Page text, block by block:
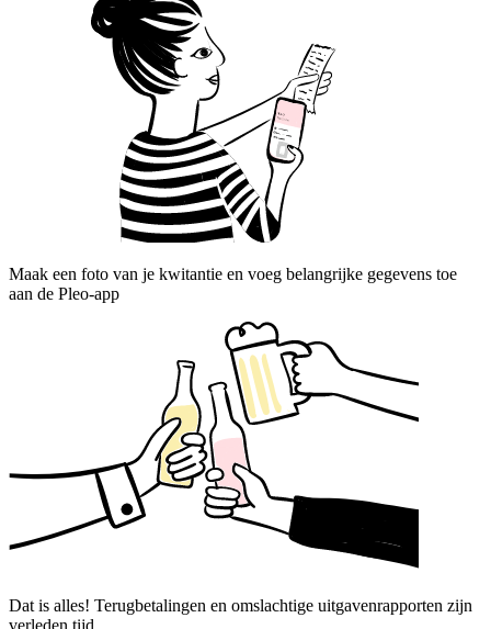
Maak een foto van je kwitantie en voeg belangrijke gegevens toe
aan de Pleo-app
Dat is alles! Terugbetalingen en omslachtige uitgavenrapporten zijn